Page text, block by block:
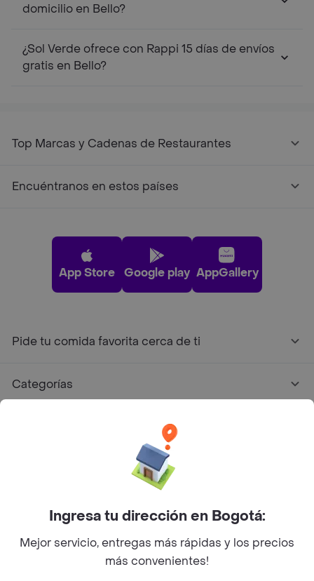
domicilio en Bello?
¿Sol Verde ofrece con Rappi 15 días de envíos
gratis en Bello?
Top Marcas y Cadenas de Restaurantes
Encuéntranos en estos países
App Store Google play AppGallery
Pide tu comida favorita cerca de ti
Categorías
Facebook
Twitter
Instagram
©2026Rappi Inc. All rights reserved.
Ingresa tu dirección en Bogotá:
Mejor servicio, entregas más rápidas y los precios
más convenientes!